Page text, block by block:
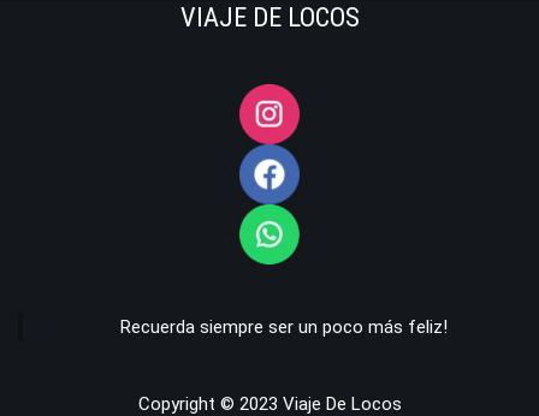
VIAJE DE LOCOS
Recuerda siempre ser un poco más feliz!
Copyright © 2023 Viaje De Locos